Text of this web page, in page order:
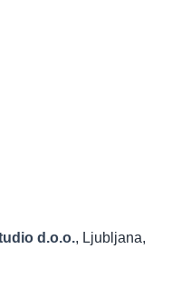
d.o.o., Ljubljana,